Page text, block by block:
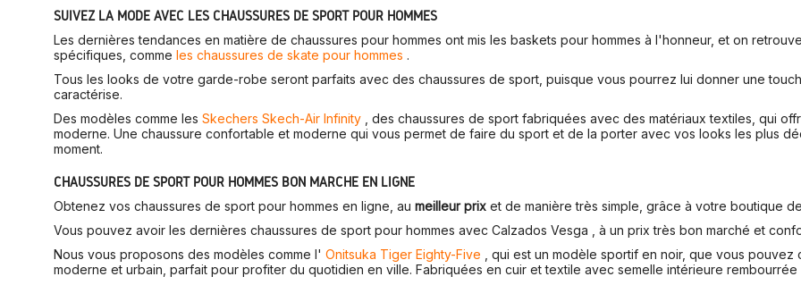
SUIVEZ LA MODE AVEC LES CHAUSSURES DE SPORT POUR HOMMES
Les dernières tendances en matière de chaussures pour hommes ont mis les baskets pour hommes à l'honneur, et on
spécifiques, comme les chaussures de skate pour hommes .
Tous les looks de votre garde-robe seront parfaits avec des chaussures de sport, puisque vous pourrez lui donner une
caractérise.
Des modèles comme les Skechers Skech-Air Infinity , des chaussures de sport fabriquées avec des matériaux textiles, qui
moderne. Une chaussure confortable et moderne qui vous permet de faire du sport et de la porter avec vos looks les plus
moment.
CHAUSSURES DE SPORT POUR HOMMES BON MARCHÉ EN LIGNE
Obtenez vos chaussures de sport pour hommes en ligne, au meilleur prix et de manière très simple, grâce à votre boutique
Vous pouvez avoir les dernières chaussures de sport pour hommes avec Calzados Vesga , à un prix très bon marché et
Nous vous proposons des modèles comme l' Onitsuka Tiger Eighty-Five , qui est un modèle sportif en noir, que vous
moderne et urbain, parfait pour profiter du quotidien en ville. Fabriquées en cuir et textile avec semelle intérieure